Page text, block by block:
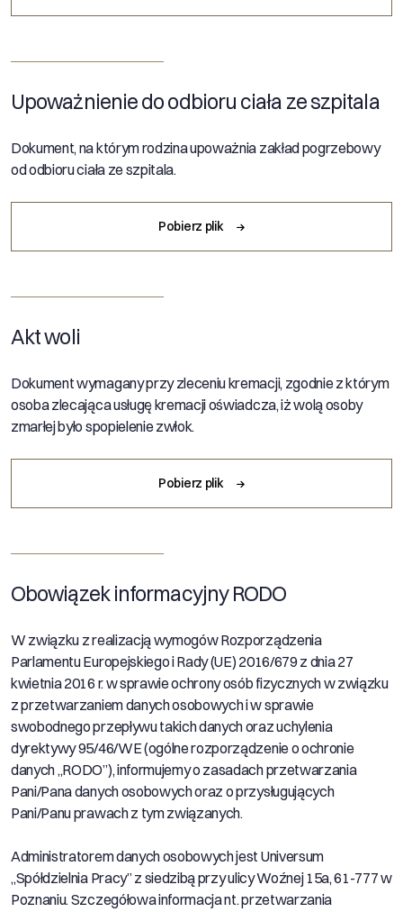
Upoważnienie do odbioru ciała ze szpitala
Dokument, na którym rodzina upoważnia zakład pogrzebowy
od odbioru ciała ze szpitala.
Pobierz plik
Akt woli
Dokument wymagany przy zleceniu kremacji, zgodnie z którym
osoba zlecająca usługę kremacji oświadcza, iż wolą osoby
zmarłej było spopielenie zwłok.
Pobierz plik
Obowiązek informacyjny RODO
W związku z realizacją wymogów Rozporządzenia
Parlamentu Europejskiego i Rady (UE) 2016/679 z dnia 27
kwietnia 2016 r. w sprawie ochrony osób fizycznych w związku
z przetwarzaniem danych osobowych i w sprawie
swobodnego przepływu takich danych oraz uchylenia
dyrektywy 95/46/WE (ogólne rozporządzenie o ochronie
danych „RODO”), informujemy o zasadach przetwarzania
Pani/Pana danych osobowych oraz o przysługujących
Pani/Panu prawach z tym związanych.
Administratorem danych osobowych jest Universum
„Spółdzielnia Pracy” z siedzibą przy ulicy Woźnej 15a, 61-777 w
Poznaniu. Szczegółowa informacja nt. przetwarzania